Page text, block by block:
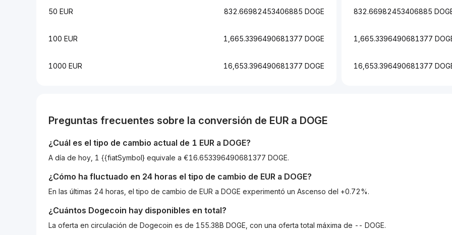
832.66982453406885
1,665.3396490681377
16,653.396490681377
50 EUR 832.66982453406885 DOGE
100 EUR 1,665.3396490681377 DOGE
1000 EUR 16,653.396490681377 DOGE
Preguntas frecuentes sobre la conversión de EUR a DOGE
¿Cuál es el tipo de cambio actual de 1 EUR a DOGE?
A día de hoy, 1 {{fiatSymbol} equivale a €16.653396490681377 DOGE.
¿Cómo ha fluctuado en 24 horas el tipo de cambio de EUR a DOGE?
En las últimas 24 horas, el tipo de cambio de EUR a DOGE experimentó un Ascenso del +0.72%.
¿Cuántos Dogecoin hay disponibles en total?
La oferta en circulación de Dogecoin es de 155.38B DOGE, con una oferta total máxima de -- DOGE.